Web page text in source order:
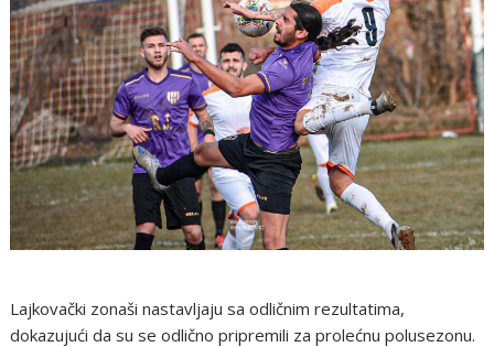
Lajkovački zonaši nastavljaju sa odličnim rezultatima,
dokazujući da su se odlično pripremili za prolećnu polusezonu.